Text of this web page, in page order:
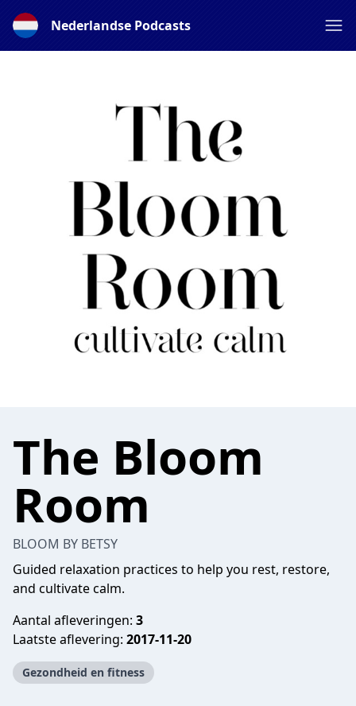
Nederlandse Podcasts
The Bloom
Room
BLOOM BY BETSY
Guided relaxation practices to help you rest, restore,
and cultivate calm.
Aantal afleveringen: 3
Laatste aflevering: 2017-11-20
Gezondheid en fitness